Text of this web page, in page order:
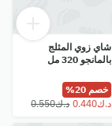
شاي زوي المثلج
بالمانجو 320 مل
خصم 20%
⁦د.ك0.550⁩